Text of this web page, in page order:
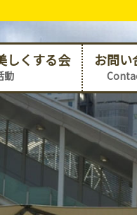
しくする会
動
お問い